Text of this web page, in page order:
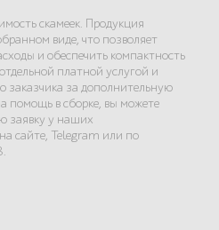
скамеек. Продукция
виде, что позволяет
и обеспечить компактность
платной услугой и
заказчика за дополнительную
помощь в сборке, вы можете
заявку у наших
сайте, Telegram или по